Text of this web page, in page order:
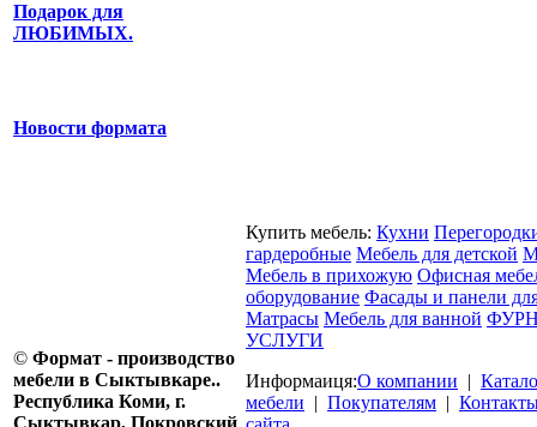
Подарок для
ЛЮБИМЫХ.
Новости формата
© Формат - производство
мебели в Сыктывкаре..
Республика Коми, г.
Сыктывкар, Покровский
Купить мебель: Кухни
гардеробные Мебель для детской
Мебель в прихожую Офисная
оборудование Фасады и панели
Матрасы Мебель для ванной
УСЛУГИ
Информаиця:О компании |
мебели | Покупателям |